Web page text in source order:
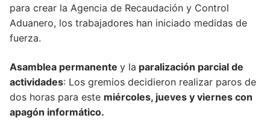
para crear la Agencia de Recaudación y Control
Aduanero, los trabajadores han iniciado medidas de
fuerza.
Asamblea permanente y la paralización parcial de
actividades: Los gremios decidieron realizar paros de
dos horas para este miércoles, jueves y viernes con
apagón informático.